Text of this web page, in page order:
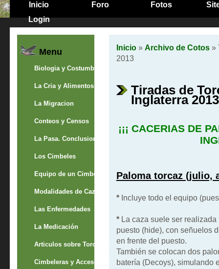
Inicio Foro Fotos
Login
Menu
Biologia y Costumbres
La Cria y Alimentos
La Migracion
Conteos y Censos
La Pasa. Conclusion
Los Cimbeles
Equipo de un Cimbelero
Modalidades de Caza
Las Enfermedades
La Medicación
Articulos sobre Torcaces
Cimbeleras y Accesorios
Inicio» Archivo de Cotos»
2013
Tiradas de
Inglaterra 2013
¡¡¡ CACERIAS DE
Paloma torcaz (julio,
* Incluye todo el equipo
*La caza suele ser realizada
puesto (hide), con señuelos
en frente del puesto.
También se colocan dos
batería (Decoys), simulando